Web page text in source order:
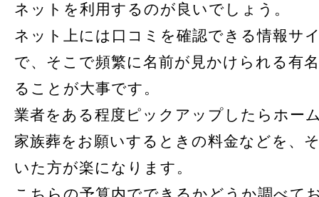
ネットを利用するのが良いでしょう。
ネット上には口コミを確認できる情報サ
で、そこで頻繁に名前が見かけられる有
ることが大事です。
業者をある程度ピックアップしたらホー
家族葬をお願いするときの料金などを、
いた方が楽になります。